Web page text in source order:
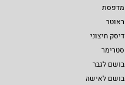
מדפסת
ראוטר
דיסק חיצוני
סטרימר
בושם לגבר
בושם לאישה